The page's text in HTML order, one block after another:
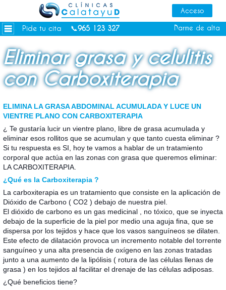
Pide tu cita 📞965 123 327 Darme de alta
Dietas personalizadas
Tratamientos Corporales
Depilación Láser Alicante
Contacto
Consejos de salud
Eliminar grasa y celulitis
con Carboxiterapia
ELIMINA LA GRASA ABDOMINAL ACUMULADA Y LUCE UN
VIENTRE PLANO CON CARBOXITERAPIA
¿ Te gustaría lucir un vientre plano, libre de grasa acumulada y
eliminar esos rollitos que se acumulan y que tanto cuesta eliminar ?
Si tu respuesta es SI, hoy te vamos a hablar de un tratamiento
corporal que actúa en las zonas con grasa que queremos eliminar:
LA CARBOXITERAPIA.
¿Qué es la Carboxiterapia ?
La carboxiterapia es un tratamiento que consiste en la aplicación de
Dióxido de Carbono ( CO2 ) debajo de nuestra piel.
El dióxido de carbono es un gas medicinal , no tóxico, que se inyecta
debajo de la superficie de la piel por medio una aguja fina, que se
dispersa por los tejidos y hace que los vasos sanguíneos se dilaten.
Este efecto de dilatación provoca un incremento notable del torrente
sanguíneo y una alta presencia de oxígeno en las zonas tratadas
junto a una aumento de la lipólisis ( rotura de las células llenas de
grasa ) en los tejidos al facilitar el drenaje de las células adiposas.
¿Qué beneficios tiene?